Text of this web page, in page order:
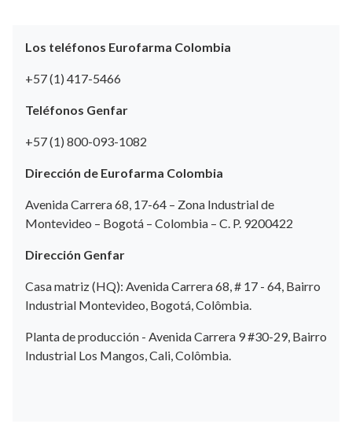
Los teléfonos Eurofarma Colombia
+57 (1) 417-5466
Teléfonos Genfar
+57 (1) 800-093-1082
Dirección de Eurofarma Colombia
Avenida Carrera 68, 17-64 – Zona Industrial de
Montevideo – Bogotá – Colombia – C. P. 9200422
Dirección Genfar
Casa matriz (HQ): Avenida Carrera 68, # 17 - 64, Bairro
Industrial Montevideo, Bogotá, Colômbia.
Planta de producción - Avenida Carrera 9 #30-29, Bairro
Industrial Los Mangos, Cali, Colômbia.